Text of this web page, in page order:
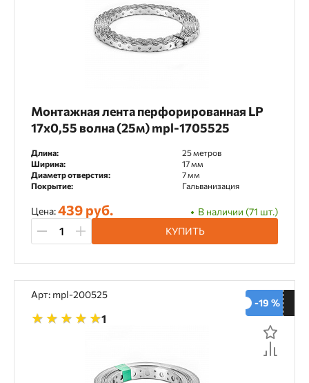
16 мм 20 мм
125 мм 165 мм
Кол-во зубьев/сегментов
24 шт.
Диаметр сверления
Металл 10 мм
Показать160товаров
Монтажная лента перфорированная LP
17x0,55 волна (25м) mpl-1705525
Длина:
25 метров
Ширина:
17 мм
Диаметр отверстия:
7 мм
Покрытие:
Гальванизация
Цена:439 руб.
В наличии (71 шт.)
КУПИТЬ
Арт: mpl-200525
1
-19 %